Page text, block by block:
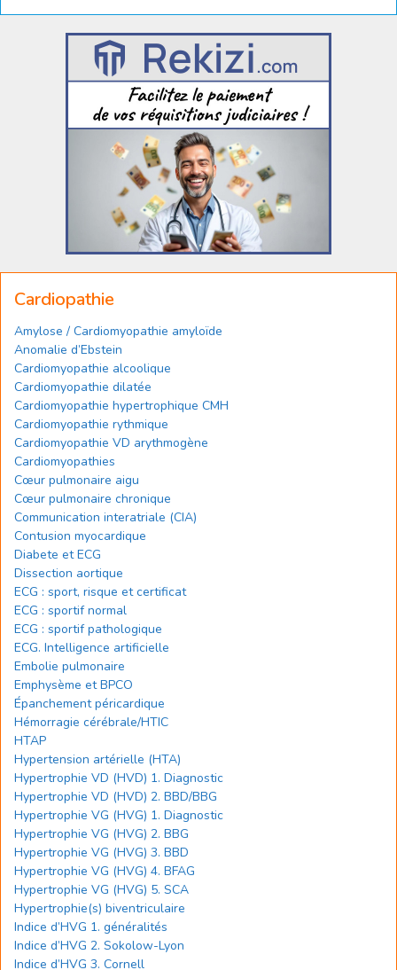
Cardiopathie
Amylose / Cardiomyopathie amyloïde
Anomalie d’Ebstein
Cardiomyopathie alcoolique
Cardiomyopathie dilatée
Cardiomyopathie hypertrophique CMH
Cardiomyopathie rythmique
Cardiomyopathie VD arythmogène
Cardiomyopathies
Cœur pulmonaire aigu
Cœur pulmonaire chronique
Communication interatriale (CIA)
Contusion myocardique
Diabete et ECG
Dissection aortique
ECG : sport, risque et certificat
ECG : sportif normal
ECG : sportif pathologique
ECG. Intelligence artificielle
Embolie pulmonaire
Emphysème et BPCO
Épanchement péricardique
Hémorragie cérébrale/HTIC
HTAP
Hypertension artérielle (HTA)
Hypertrophie VD (HVD) 1. Diagnostic
Hypertrophie VD (HVD) 2. BBD/BBG
Hypertrophie VG (HVG) 1. Diagnostic
Hypertrophie VG (HVG) 2. BBG
Hypertrophie VG (HVG) 3. BBD
Hypertrophie VG (HVG) 4. BFAG
Hypertrophie VG (HVG) 5. SCA
Hypertrophie(s) biventriculaire
Indice d’HVG 1. généralités
Indice d’HVG 2. Sokolow-Lyon
Indice d’HVG 3. Cornell